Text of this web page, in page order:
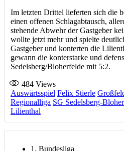
Im letzten Drittel lieferten sich die
einen offenen Schlagabtausch,
stehende Abwehr der Gastgeber
wollte jetzt mehr und spielte
Gastgeber und konterten die
gewann die konterstarke und
Sedelsberg/Bloherfelde mit 5:2.
484 Views
Auswärtsspiel Felix Stierle
Regionalliga SG Sedelsberg-
Lilienthal
1. Bundesliga